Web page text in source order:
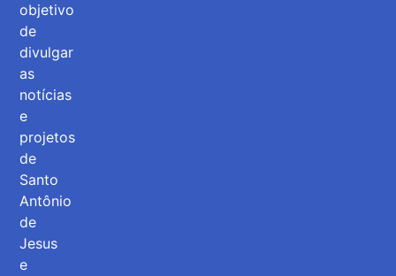
objetivo
de
divulgar
as
notícias
e
projetos
de
Santo
Antônio
de
Jesus
e